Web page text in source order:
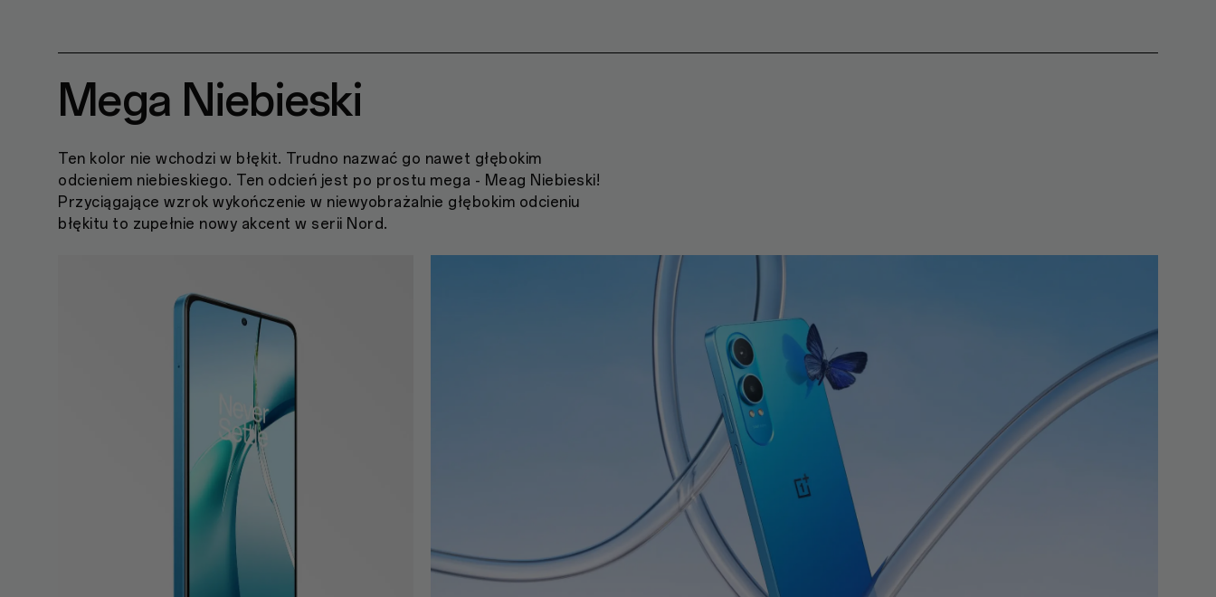
Mega Niebieski
Ten kolor nie wchodzi w błękit. Trudno nazwać go nawet głębokim
odcieniem niebieskiego. Ten odcień jest po prostu mega - Meag Niebieski!
Przyciągające wzrok wykończenie w niewyobrażalnie głębokim odcieniu
błękitu to zupełnie nowy akcent w serii Nord.